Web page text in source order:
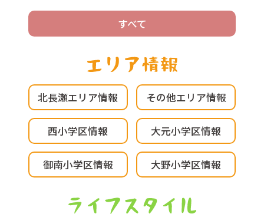
すべて
北長瀬エリア情報 その他エリア情報
西小学区情報 大元小学区情報
御南小学区情報 大野小学区情報